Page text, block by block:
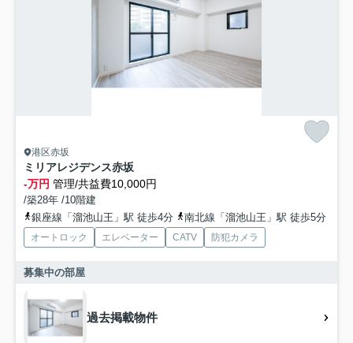
港区赤坂
ミリアレジデンス赤坂
-万円 管理/共益費10,000円
/築28年 /10階建
銀座線「溜池山王」駅 徒歩4分
南北線「溜池山王」駅 徒歩5分
オートロック エレベーター CATV 防犯カメラ
募集中の部屋
過去掲載物件